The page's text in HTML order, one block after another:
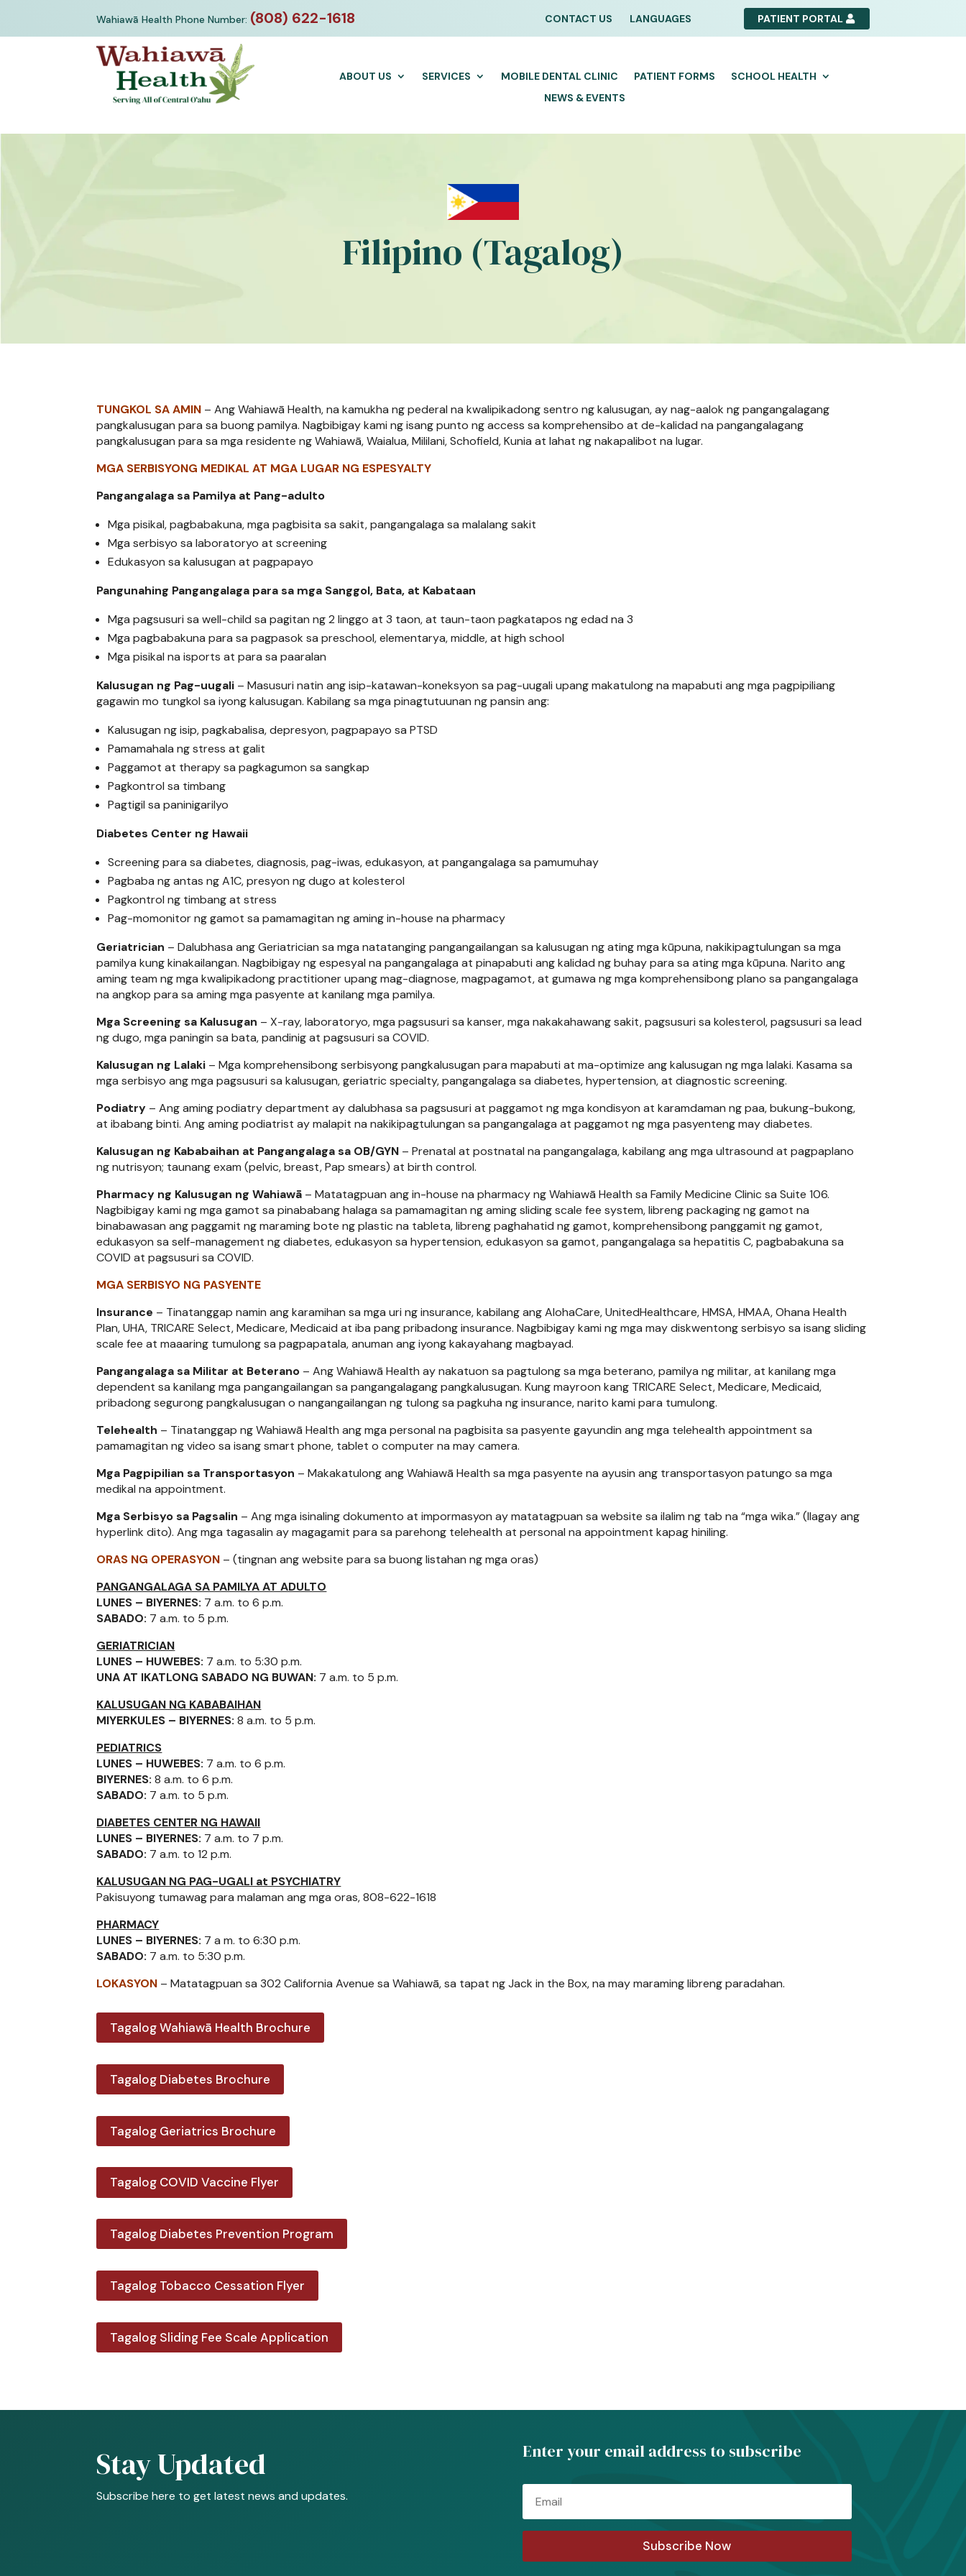
content
Wahiawā Health Phone Number: (808) 622-1618 CONTACT US LANGUAGES PATIENT PORTAL
ABOUT US SERVICES MOBILE DENTAL CLINIC PATIENT FORMS
SCHOOL HEALTH
NEWS & EVENTS
Filipino (Tagalog)
TUNGKOL SA AMIN – Ang Wahiawā Health, na kamukha ng pederal na kwalipikadong sentro ng kalusugan, ay nag-aalok ng pangangalagang
pangkalusugan para sa buong pamilya. Nagbibigay kami ng isang punto ng access sa komprehensibo at de-kalidad na pangangalagang
pangkalusugan para sa mga residente ng Wahiawā, Waialua, Mililani, Schofield, Kunia at lahat ng nakapalibot na lugar.
MGA SERBISYONG MEDIKAL AT MGA LUGAR NG ESPESYALTY
Pangangalaga sa Pamilya at Pang-adulto
Mga pisikal, pagbabakuna, mga pagbisita sa sakit, pangangalaga sa malalang sakit
Mga serbisyo sa laboratoryo at screening
Edukasyon sa kalusugan at pagpapayo
Pangunahing Pangangalaga para sa mga Sanggol, Bata, at Kabataan
Mga pagsusuri sa well-child sa pagitan ng 2 linggo at 3 taon, at taun-taon pagkatapos ng edad na 3
Mga pagbabakuna para sa pagpasok sa preschool, elementarya, middle, at high school
Mga pisikal na isports at para sa paaralan
Kalusugan ng Pag-uugali – Masusuri natin ang isip-katawan-koneksyon sa pag-uugali upang makatulong na mapabuti ang mga pagpipiliang
gagawin mo tungkol sa iyong kalusugan. Kabilang sa mga pinagtutuunan ng pansin ang:
Kalusugan ng isip, pagkabalisa, depresyon, pagpapayo sa PTSD
Pamamahala ng stress at galit
Paggamot at therapy sa pagkagumon sa sangkap
Pagkontrol sa timbang
Pagtigil sa paninigarilyo
Diabetes Center ng Hawaii
Screening para sa diabetes, diagnosis, pag-iwas, edukasyon, at pangangalaga sa pamumuhay
Pagbaba ng antas ng A1C, presyon ng dugo at kolesterol
Pagkontrol ng timbang at stress
Pag-momonitor ng gamot sa pamamagitan ng aming in-house na pharmacy
Geriatrician – Dalubhasa ang Geriatrician sa mga natatanging pangangailangan sa kalusugan ng ating mga kūpuna, nakikipagtulungan sa mga
pamilya kung kinakailangan. Nagbibigay ng espesyal na pangangalaga at pinapabuti ang kalidad ng buhay para sa ating mga kūpuna. Narito ang
aming team ng mga kwalipikadong practitioner upang mag-diagnose, magpagamot, at gumawa ng mga komprehensibong plano sa pangangalaga
na angkop para sa aming mga pasyente at kanilang mga pamilya.
Mga Screening sa Kalusugan – X-ray, laboratoryo, mga pagsusuri sa kanser, mga nakakahawang sakit, pagsusuri sa kolesterol, pagsusuri sa lead
ng dugo, mga paningin sa bata, pandinig at pagsusuri sa COVID.
Kalusugan ng Lalaki – Mga komprehensibong serbisyong pangkalusugan para mapabuti at ma-optimize ang kalusugan ng mga lalaki. Kasama sa
mga serbisyo ang mga pagsusuri sa kalusugan, geriatric specialty, pangangalaga sa diabetes, hypertension, at diagnostic screening.
Podiatry – Ang aming podiatry department ay dalubhasa sa pagsusuri at paggamot ng mga kondisyon at karamdaman ng paa, bukung-bukong,
at ibabang binti. Ang aming podiatrist ay malapit na nakikipagtulungan sa pangangalaga at paggamot ng mga pasyenteng may diabetes.
Kalusugan ng Kababaihan at Pangangalaga sa OB/GYN – Prenatal at postnatal na pangangalaga, kabilang ang mga ultrasound at pagpaplano
ng nutrisyon; taunang exam (pelvic, breast, Pap smears) at birth control.
Pharmacy ng Kalusugan ng Wahiawā – Matatagpuan ang in-house na pharmacy ng Wahiawā Health sa Family Medicine Clinic sa Suite 106.
Nagbibigay kami ng mga gamot sa pinababang halaga sa pamamagitan ng aming sliding scale fee system, libreng packaging ng gamot na
binabawasan ang paggamit ng maraming bote ng plastic na tableta, libreng paghahatid ng gamot, komprehensibong panggamit ng gamot,
edukasyon sa self-management ng diabetes, edukasyon sa hypertension, edukasyon sa gamot, pangangalaga sa hepatitis C, pagbabakuna sa
COVID at pagsusuri sa COVID.
MGA SERBISYO NG PASYENTE
Insurance – Tinatanggap namin ang karamihan sa mga uri ng insurance, kabilang ang AlohaCare, UnitedHealthcare, HMSA, HMAA, Ohana Health
Plan, UHA, TRICARE Select, Medicare, Medicaid at iba pang pribadong insurance. Nagbibigay kami ng mga may diskwentong serbisyo sa isang sliding
scale fee at maaaring tumulong sa pagpapatala, anuman ang iyong kakayahang magbayad.
Pangangalaga sa Militar at Beterano – Ang Wahiawā Health ay nakatuon sa pagtulong sa mga beterano, pamilya ng militar, at kanilang mga
dependent sa kanilang mga pangangailangan sa pangangalagang pangkalusugan. Kung mayroon kang TRICARE Select, Medicare, Medicaid,
pribadong segurong pangkalusugan o nangangailangan ng tulong sa pagkuha ng insurance, narito kami para tumulong.
Telehealth – Tinatanggap ng Wahiawā Health ang mga personal na pagbisita sa pasyente gayundin ang mga telehealth appointment sa
pamamagitan ng video sa isang smart phone, tablet o computer na may camera.
Mga Pagpipilian sa Transportasyon – Makakatulong ang Wahiawā Health sa mga pasyente na ayusin ang transportasyon patungo sa mga
medikal na appointment.
Mga Serbisyo sa Pagsalin – Ang mga isinaling dokumento at impormasyon ay matatagpuan sa website sa ilalim ng tab na “mga wika.” (Ilagay ang
hyperlink dito). Ang mga tagasalin ay magagamit para sa parehong telehealth at personal na appointment kapag hiniling.
ORAS NG OPERASYON – (tingnan ang website para sa buong listahan ng mga oras)
PANGANGALAGA SA PAMILYA AT ADULTO
LUNES – BIYERNES: 7 a.m. to 6 p.m.
SABADO: 7 a.m. to 5 p.m.
GERIATRICIAN
LUNES – HUWEBES: 7 a.m. to 5:30 p.m.
UNA AT IKATLONG SABADO NG BUWAN: 7 a.m. to 5 p.m.
KALUSUGAN NG KABABAIHAN
MIYERKULES – BIYERNES: 8 a.m. to 5 p.m.
PEDIATRICS
LUNES – HUWEBES: 7 a.m. to 6 p.m.
BIYERNES: 8 a.m. to 6 p.m.
SABADO: 7 a.m. to 5 p.m.
DIABETES CENTER NG HAWAII
LUNES – BIYERNES: 7 a.m. to 7 p.m.
SABADO: 7 a.m. to 12 p.m.
KALUSUGAN NG PAG-UGALI at PSYCHIATRY
Pakisuyong tumawag para malaman ang mga oras, 808-622-1618
PHARMACY
LUNES – BIYERNES: 7 a m. to 6:30 p.m.
SABADO: 7 a.m. to 5:30 p.m.
LOKASYON – Matatagpuan sa 302 California Avenue sa Wahiawā, sa tapat ng Jack in the Box, na may maraming libreng paradahan.
Tagalog Wahiawā Health Brochure
Tagalog Diabetes Brochure
Tagalog Geriatrics Brochure
Tagalog COVID Vaccine Flyer
Tagalog Diabetes Prevention Program
Tagalog Tobacco Cessation Flyer
Tagalog Sliding Fee Scale Application
Stay Updated
Subscribe here to get latest news and updates.
Enter your email address to subscribe
Subscribe Now